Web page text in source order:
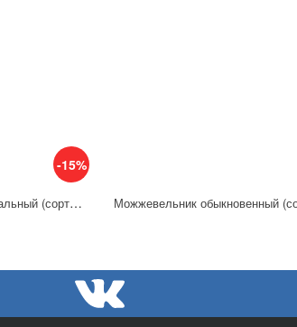
-15%
Можжевельник горизонтальный (сорт 'Pancake') PA70 на штамбе